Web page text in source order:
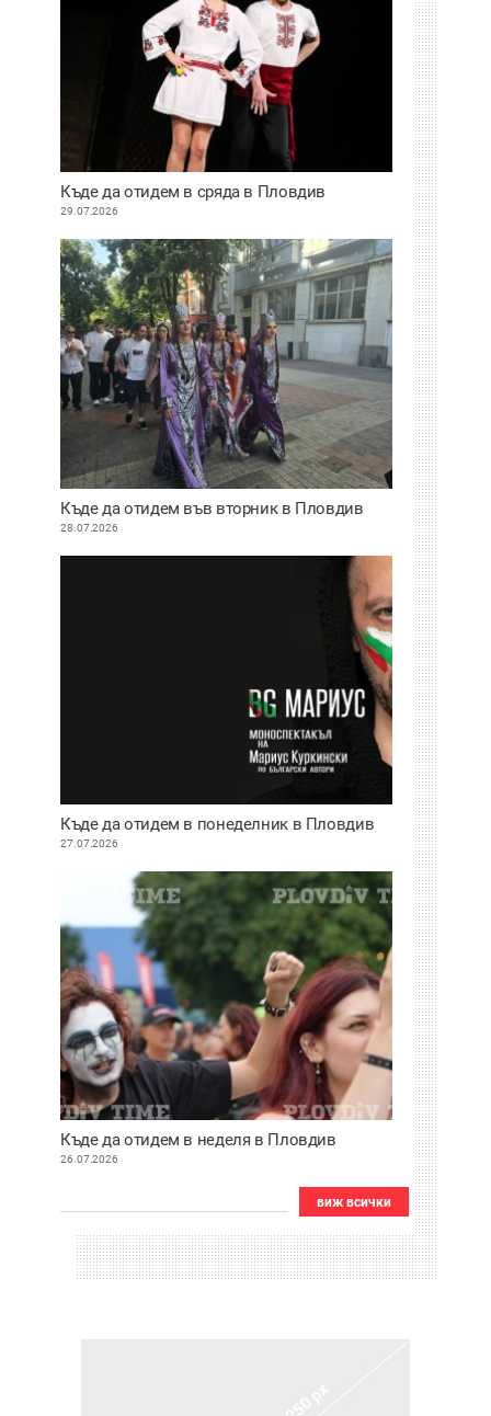
Къде да отидем в сряда в Пловдив
29.07.2026
Къде да отидем във вторник в Пловдив
28.07.2026
Къде да отидем в понеделник в Пловдив
27.07.2026
Къде да отидем в неделя в Пловдив
26.07.2026
виж всички